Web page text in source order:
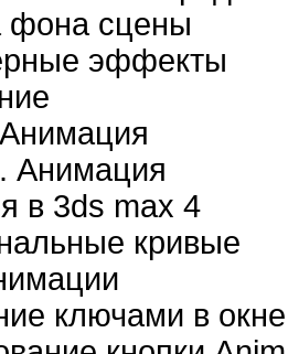
сцены
эффекты
3ds max 4
кривые
ключами в окне